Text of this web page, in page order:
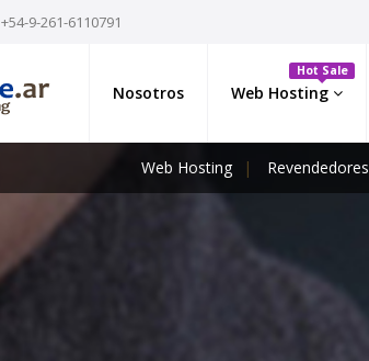
+54-9-261-6110791
Nosotros Web Hosting
Hot Sale
Web Hosting Revendedores